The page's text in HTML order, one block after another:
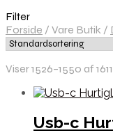
Filter
Forside / Vare Butik /
Viser 1526–1550 af
Usb-c